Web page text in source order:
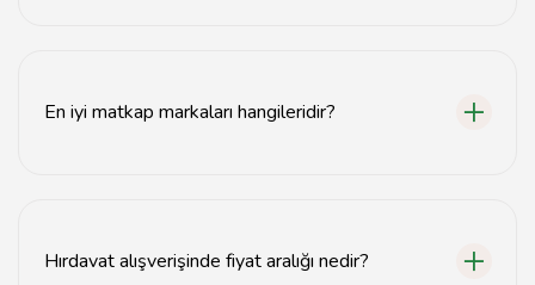
En iyi matkap markaları hangileridir?
Hırdavat alışverişinde fiyat aralığı nedir?